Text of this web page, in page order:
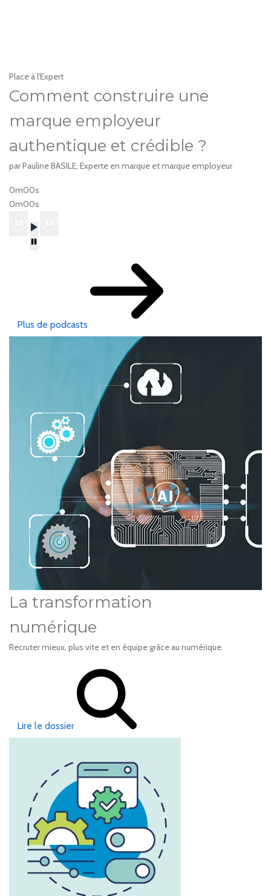
Place à l'Expert
Comment construire une
marque employeur
authentique et crédible ?
par Pauline BASILE, Experte en marque et marque employeur
0m00s
0m00s
Plus de podcasts
La transformation
numérique
Recruter mieux, plus vite et en équipe grâce au numérique.
Lire le dossier